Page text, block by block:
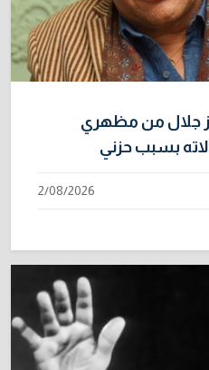
جلال من مظهري
بسبب حزني
2/08/2026